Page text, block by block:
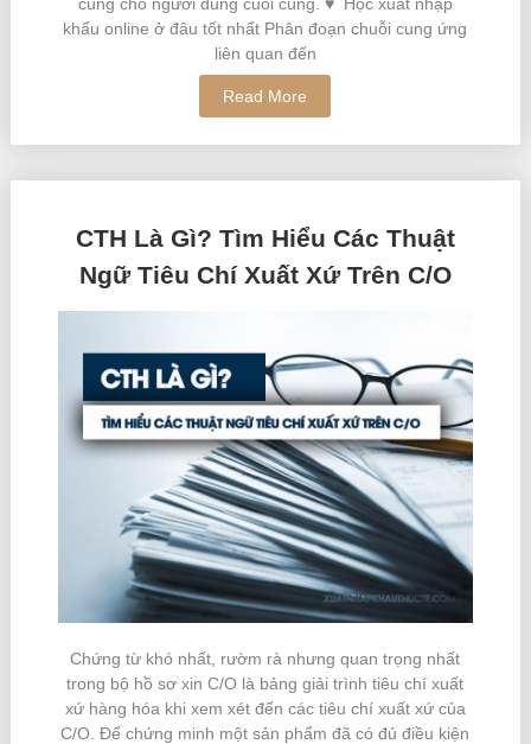
cùng cho người dùng cuối cùng. ♥ Học xuất nhập
khẩu online ở đâu tốt nhất Phân đoạn chuỗi cung ứng
liên quan đến
Read More
CTH Là Gì? Tìm Hiểu Các Thuật
Ngữ Tiêu Chí Xuất Xứ Trên C/O
Chứng từ khó nhất, rườm rà nhưng quan trọng nhất
trong bộ hồ sơ xin C/O là bảng giải trình tiêu chí xuất
xứ hàng hóa khi xem xét đến các tiêu chí xuất xứ của
C/O. Để chứng minh một sản phẩm đã có đủ điều kiện